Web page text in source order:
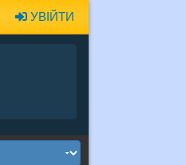
УВІЙТИ